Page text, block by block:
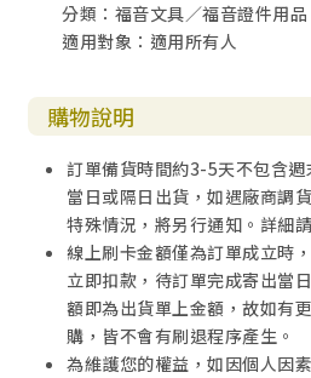
分類：福音文具／福音證件用品
適用對象：適用所有人
購物說明
訂單備貨時間約3-5天不包含
當日或隔日出貨，如遇廠商調
特殊情況，將另行通知。詳細
線上刷卡金額僅為訂單成立時
立即扣款，待訂單完成寄出當
額即為出貨單上金額，故如有
購，皆不會有刷退程序產生。
為維護您的權益，如因個人因